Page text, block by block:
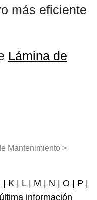
más eficiente
Lámina de
Mantenimiento >
| K | L | M | N | O | P |
última información